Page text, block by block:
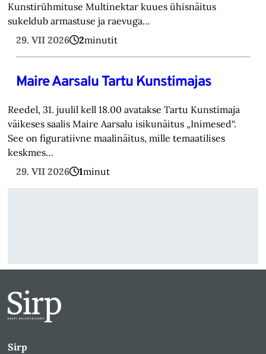
Kunstirühmituse Multinektar kuues ühisnäitus
sukeldub armastuse ja raevuga…
29. VII 2026
2minutit
Maire Aarsalu Tartu Kunstimajas
Reedel, 31. juulil kell 18.00 avatakse Tartu Kunstimaja
väikeses saalis Maire Aarsalu isikunäitus „Inimesed“.
See on figuratiivne maalinäitus, mille temaatilises
keskmes…
29. VII 2026
1minut
Sirp